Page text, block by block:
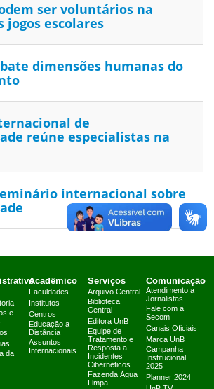
ser voluntários na
jogos escolares
dimensões humanas do
de
reúne especialistas na
internacional sobre
e
da
Acadêmico
Faculdades
Institutos
Centros
Educação a
Distância
Assuntos
Internacionais
Serviços
Arquivo Central
Biblioteca
Central
Editora UnB
Equipe de
Tratamento e
Resposta a
Incidentes
Cibernéticos
Fazenda Água
Limpa
Comunicação
Atendimento a
Jornalistas
Fale com a
Secom
Canais Oficiais
Marca UnB
Campanha
Institucional
2025
Planner 2024